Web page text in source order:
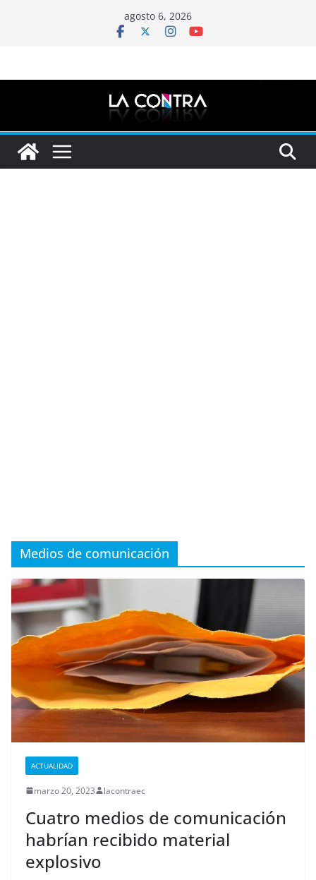
agosto 6, 2026
Medios de comunicación
ACTUALIDAD
marzo 20, 2023 lacontraec
Cuatro medios de comunicación
habrían recibido material
explosivo